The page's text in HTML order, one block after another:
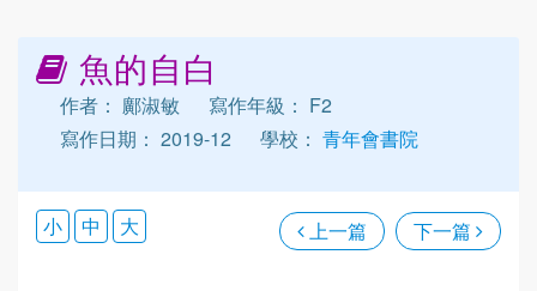
魚的自白
作者： 鄺淑敏
寫作年級： F2
寫作日期： 2019-12
學校： 青年會書院
上一篇 下一篇
小 中 大